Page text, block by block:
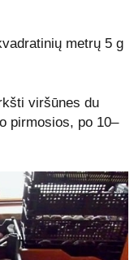
metrų 5 g
viršūnes du
pirmosios, po 10–